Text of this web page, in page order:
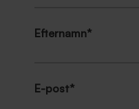
Efternamn*
E-post*